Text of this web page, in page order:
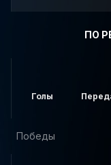
ПО
Голы
Победы